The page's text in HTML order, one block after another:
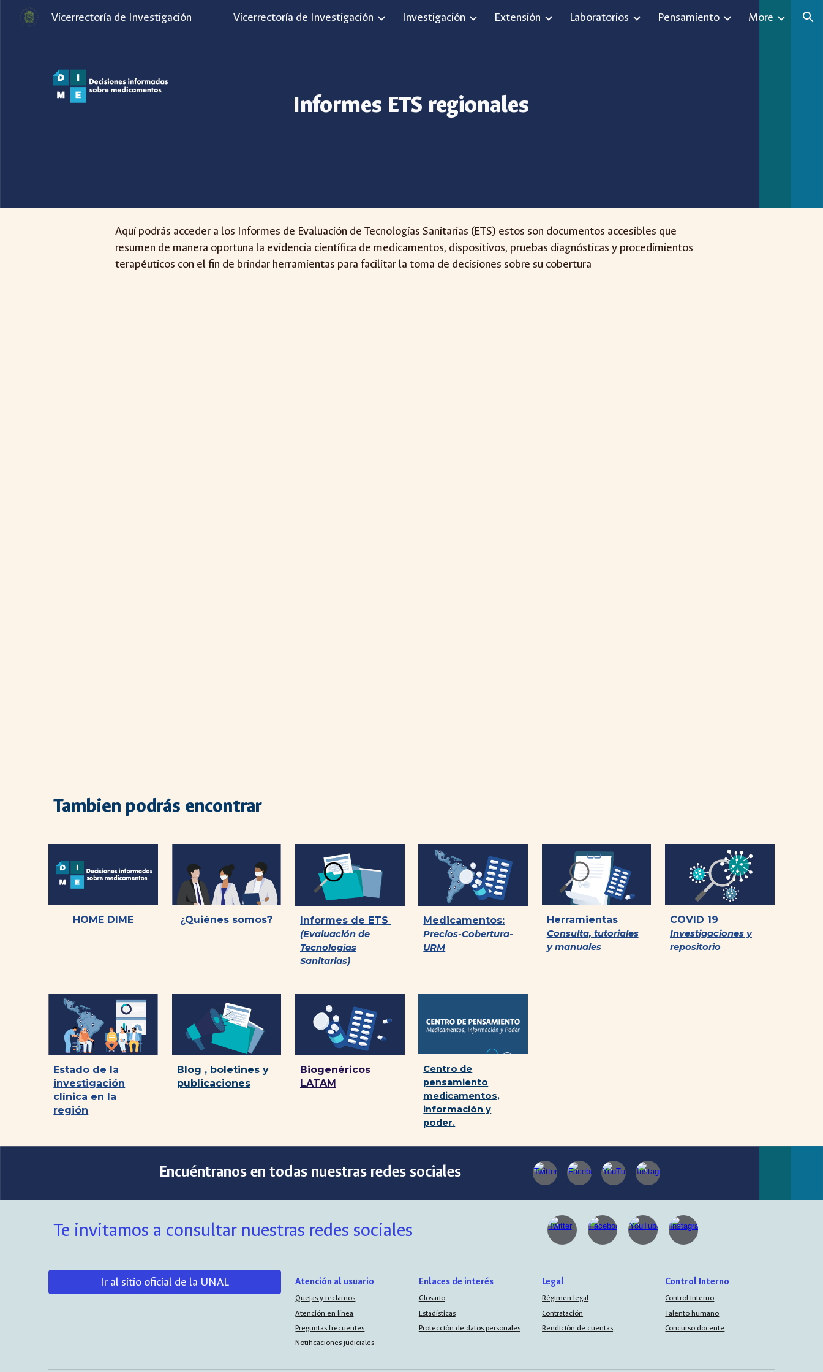
Skip to main content Skip to navigation
Vicerrectoría de Investigación Vicerrectoría de Investigación Investigación Extensión Laboratorios Pensamiento More
Informes ETS regionales
Aquí podrás acceder a los Informes de Evaluación de Tecnologías Sanitarias (ETS) estos son documentos accesibles que
resumen de manera oportuna la evidencia científica de medicamentos, dispositivos, pruebas diagnósticas y procedimientos
terapéuticos con el fin de brindar herramientas para facilitar la toma de decisiones sobre su cobertura
Tambien podrás encontrar
HOME DIME ¿Quiénes somos? Informes de ETS
(Evaluación de
Tecnologías
Sanitarias)
Medicamentos:
Precios-Cobertura-
URM
Herramientas
Consulta, tutoriales
y manuales
COVID 19
Investigaciones y
repositorio
Estado de la
investigación
clínica en la
región
Blog , boletines y
publicaciones
Biogenéricos
LATAM
Centro de
pensamiento
medicamentos,
información y
poder.
Encuéntranos en todas nuestras redes sociales
Te invitamos a consultar nuestras redes sociales
Ir al sitio oficial de la UNAL Atención al usuario
Quejas y reclamos
Atención en línea
Preguntas frecuentes
Notificaciones judiciales
Enlaces de interés
Glosario
Estadísticas
Protección de datos personales
Legal
Régimen legal
Contratación
Rendición de cuentas
Control Interno
Control interno
Talento humano
Concurso docente